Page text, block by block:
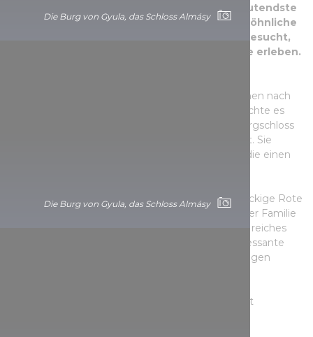
Die Burg von Gyula, das Schloss Almásy
Die Burg von Gyula, das Schloss Almásy
ungarischen Spätrenaissance und das bedeutendste
Denkmal von Sárospatak. Wer das außergewöhnliche
Schlossviertel am Ufer des Bodrog-Flusses besucht,
kann eine wahre Zeitreise in die Renaissance erleben.
Die Bauarbeiten des Gebäudekomplexes begannen nach
der Schlacht von Mohács und ihre Blütezeit erreichte es
unter der Herrschaft der Familie Rákóczi. Das Burgschloss
ist durch einen Graben vom Burggarten getrennt. Sie
können auch auf die äußere Burgmauer gehen, die einen
gleichzeitig sein ältestes Gebäude ist der fünfstöckige Rote
Turm. Die Ausstellung „Das glorreiche Zeitalter der Familie
Rákóczi“ zeigt die Geschichte der Familie und ihr reiches
historisches und kulturelles Erbe, aber auch interessante
Sonderausstellungen werden in diesem einzigartigen
„Ostromhétvége“ (Belagerungswochenende) mit